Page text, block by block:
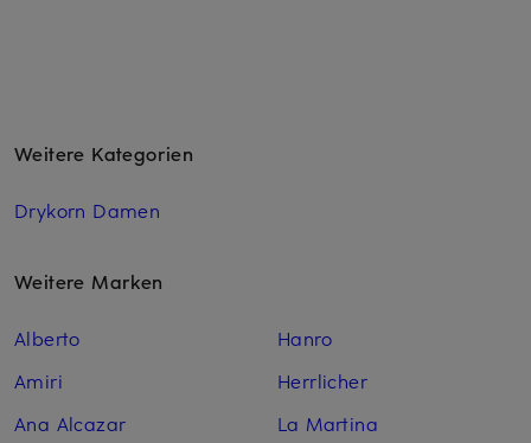
Weitere Kategorien
Drykorn Damen
Weitere Marken
Alberto
Amiri
Ana Alcazar
Hanro
Herrlicher
La Martina